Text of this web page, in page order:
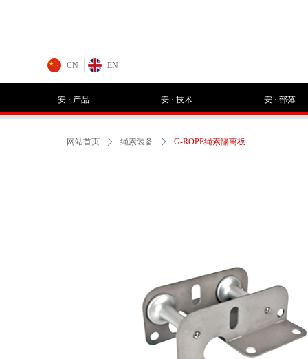
安 · 产品 安 · 技术 安 · 部落
CN EN
网站首页 ꄲ 绳索装备 ꄲ G-ROPE绳索隔离板